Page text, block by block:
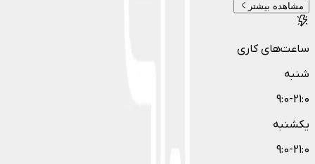
مشاهده بیشتر
ساعت‌های کاری
شنبه
9:0-21:0
یکشنبه
9:0-21:0